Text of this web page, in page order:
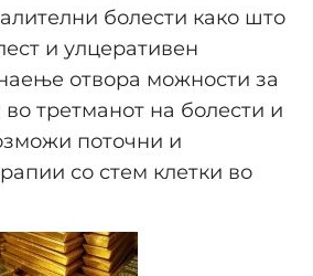
болести како што
и улцеративен
отвора можности за
третманот на болести и
поточни и
со стем клетки во